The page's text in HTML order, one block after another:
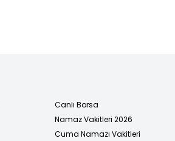
Canlı Borsa
Namaz Vakitleri 2026
Cuma Namazı Vakitleri